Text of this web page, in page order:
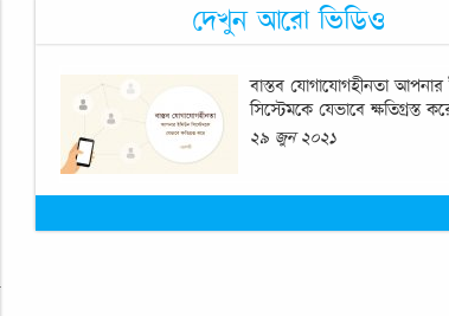
দেখুন আরো ভিডিও
বাস্তব যোগাযোগহীনতা
সিস্টেমকে যেভাবে ক্ষতিগ্রস্ত
২৯ জুন ২০২১